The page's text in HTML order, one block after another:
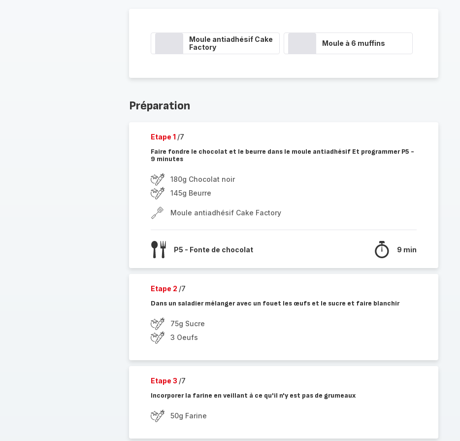
Moule antiadhésif Cake
Factory
Moule à 6 muffins
Préparation
Etape 1 /7
Faire fondre le chocolat et le beurre dans le moule antiadhésif Et programmer P5 -
9 minutes
180g Chocolat noir
145g Beurre
Moule antiadhésif Cake Factory
P5 - Fonte de chocolat 9 min
Etape 2 /7
Dans un saladier mélanger avec un fouet les œufs et le sucre et faire blanchir
75g Sucre
3 Oeufs
Etape 3 /7
Incorporer la farine en veillant à ce qu'il n'y est pas de grumeaux
50g Farine